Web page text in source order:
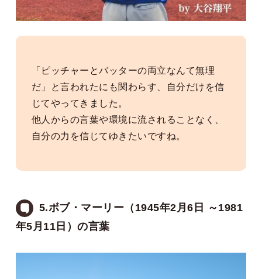
「ピッチャーとバッターの両立なんて無理
だ」と言われたにも関わらす、自分だけを信
じてやってきました。
他人からの言葉や環境に流されることなく、
自分の力を信じてゆきたいですね。
5.ボブ・マーリー（1945年2月6日 ～1981
年5月11日）の言葉